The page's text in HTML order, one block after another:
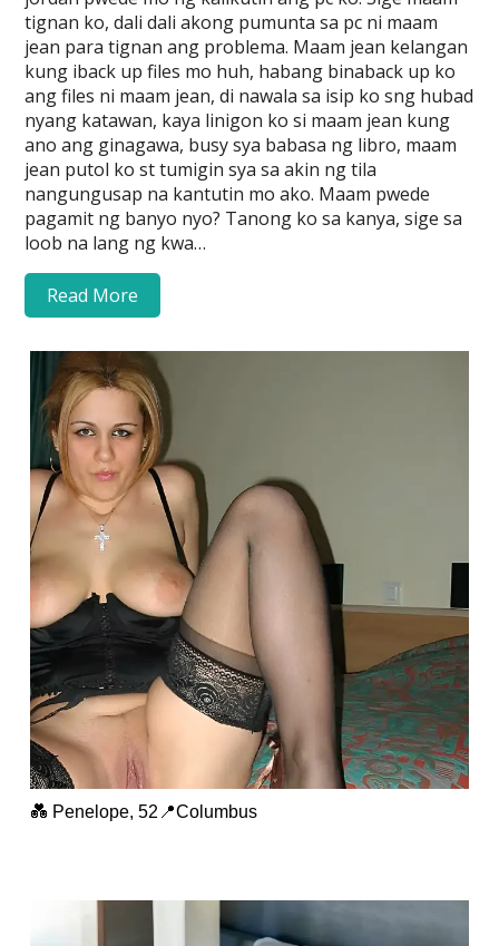
tignan ko, dali dali akong pumunta sa pc ni maam
jean para tignan ang problema. Maam jean kelangan
kung iback up files mo huh, habang binaback up ko
ang files ni maam jean, di nawala sa isip ko sng hubad
nyang katawan, kaya linigon ko si maam jean kung
ano ang ginagawa, busy sya babasa ng libro, maam
jean putol ko st tumigin sya sa akin ng tila
nangungusap na kantutin mo ako. Maam pwede
pagamit ng banyo nyo? Tanong ko sa kanya, sige sa
loob na lang ng kwa…
Read More
💑 Penelope, 52📍Columbus